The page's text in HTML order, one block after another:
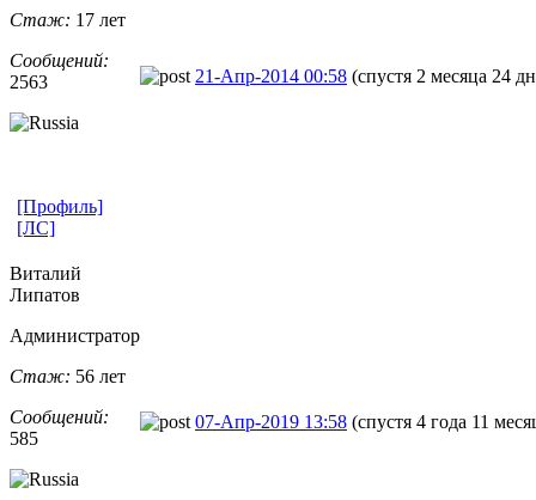
Стаж: 17 лет
Сообщений:
2563
21-Апр-2014 00:58 (спустя 2 месяца 24
[Профиль]
[ЛС]
Виталий
Липатов
Администратор
Стаж: 56 лет
Сообщений:
585
07-Апр-2019 13:58 (спустя 4 года 11